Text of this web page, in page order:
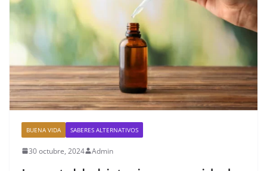
BUENA VIDA SABERES ALTERNATIVOS
30 octubre, 2024 Admin